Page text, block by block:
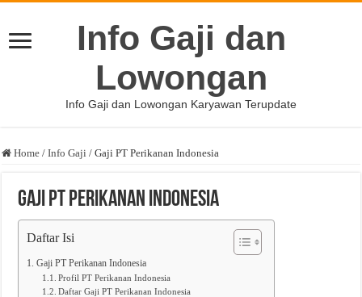
Info Gaji dan
Lowongan
Info Gaji dan Lowongan Karyawan Terupdate
Home / Info Gaji / Gaji PT Perikanan Indonesia
Gaji PT Perikanan Indonesia
Daftar Isi
Gaji PT Perikanan Indonesia
Profil PT Perikanan Indonesia
Daftar Gaji PT Perikanan Indonesia